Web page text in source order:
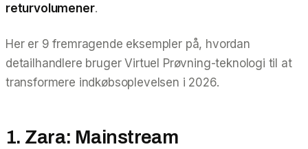
returvolumener.
Her er 9 fremragende eksempler på, hvordan
detailhandlere bruger Virtuel Prøvning-teknologi til at
transformere indkøbsoplevelsen i 2026.
1. Zara: Mainstream